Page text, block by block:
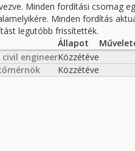
Minden fordítási csomag
Minden fordítás
legutóbb frissítették.
Állapot
engineerKözzétéve
Közzétéve